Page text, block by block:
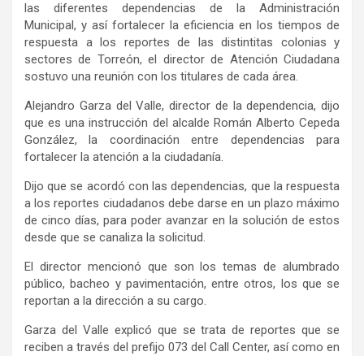
las diferentes dependencias de la Administración
Municipal, y así fortalecer la eficiencia en los tiempos de
respuesta a los reportes de las distintitas colonias y
sectores de Torreón, el director de Atención Ciudadana
sostuvo una reunión con los titulares de cada área.
Alejandro Garza del Valle, director de la dependencia, dijo
que es una instrucción del alcalde Román Alberto Cepeda
González, la coordinación entre dependencias para
fortalecer la atención a la ciudadanía.
Dijo que se acordó con las dependencias, que la respuesta
a los reportes ciudadanos debe darse en un plazo máximo
de cinco días, para poder avanzar en la solución de estos
desde que se canaliza la solicitud.
El director mencionó que son los temas de alumbrado
público, bacheo y pavimentación, entre otros, los que se
reportan a la dirección a su cargo.
Garza del Valle explicó que se trata de reportes que se
reciben a través del prefijo 073 del Call Center, así como en